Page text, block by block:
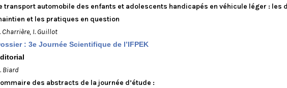
transport automobile des enfants et adolescents handicapés en véhicule léger :
et les pratiques en question
Charrière, I. Guillot
: 3e Journée Scientifique de l’IFPEK
Biard
des abstracts de la journée d’étude :